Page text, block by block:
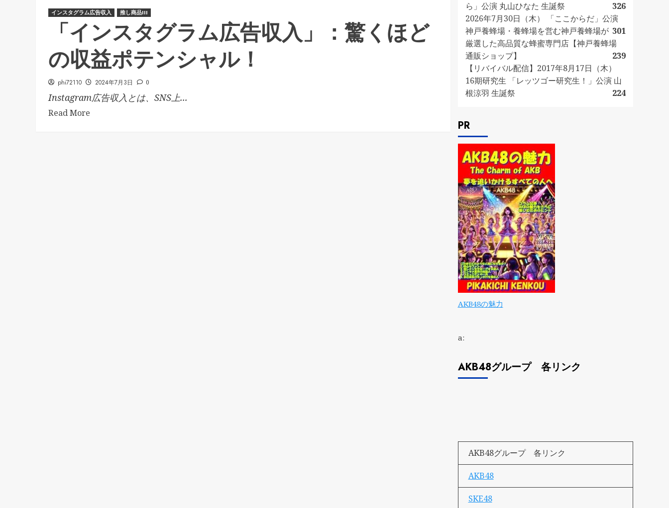
インスタグラム広告収入 推し商品III
「インスタグラム広告収入」：驚くほど
の収益ポテンシャル！
phi72110 2024年7月3日 0
Instagram広告収入とは、SNS上...
Read More
ら」公演 丸山ひなた 生誕祭
326
2026年7月30日（木） 「ここからだ」公演
301
神戸養蜂場・養蜂場を営む神戸養蜂場が
厳選した高品質な蜂蜜専門店【神戸養蜂場
通販ショップ】
239
【リバイバル配信】2017年8月17日（木）
16期研究生 「レッツゴー研究生！」公演 山
根涼羽 生誕祭
224
PR
AKB48の魅力
a:
AKB48グループ 各リンク
AKB48グループ 各リンク
AKB48
SKE48